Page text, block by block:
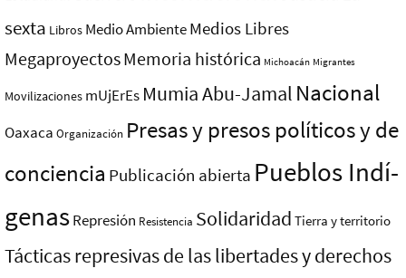
sexta Libros Medio AmbienteMedios Libres
MegaproyectosMemoria histórica Michoacán Migrantes
Movilizaciones mUjErEs Mumia Abu-Jamal Nacional
Oaxaca Organización Presas y presos polí­ticos y de
conciencia Publicación abierta Pueblos Indí­
genasRepresión Resistencia Solidaridad Tierra y territorio
Tácticas represivas de las libertades y derechos